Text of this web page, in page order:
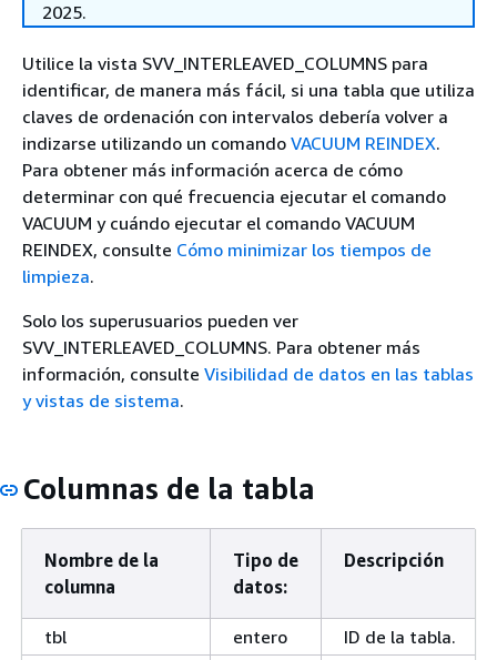
2025.
Utilice la vista SVV_INTERLEAVED_COLUMNS para
identificar, de manera más fácil, si una tabla que utiliza
claves de ordenación con intervalos debería volver a
indizarse utilizando un comando VACUUM REINDEX.
Para obtener más información acerca de cómo
determinar con qué frecuencia ejecutar el comando
VACUUM y cuándo ejecutar el comando VACUUM
REINDEX, consulte Cómo minimizar los tiempos de
limpieza.
Solo los superusuarios pueden ver
SVV_INTERLEAVED_COLUMNS. Para obtener más
información, consulte Visibilidad de datos en las tablas
y vistas de sistema.
Columnas de la tabla
Nombre de la
columna
Tipo de
datos:
Descripción
tbl entero
ID de la tabla.